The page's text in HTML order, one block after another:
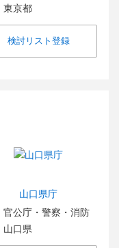
東京都
検討リスト登録
山口県庁
官公庁・警察・消防
山口県